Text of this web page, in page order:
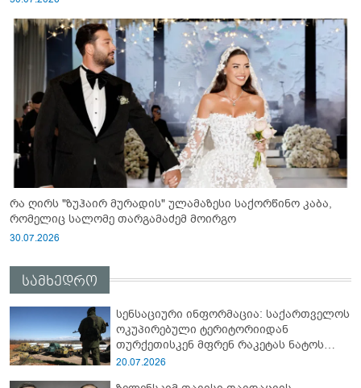
რა ღირს "ზუჰაირ მურადის" ულამაზესი საქორწინო კაბა,
რომელიც სალომე თარგამაძემ მოირგო
30.07.2026
სამხედრო
სენსაციური ინფორმაცია: საქართველოს
ოკუპირებული ტერიტორიიდან
თურქეთისკენ მფრენ რაკეტას ნატოს
სამიტი კინაღამ ჩაუშლია
20.07.2026